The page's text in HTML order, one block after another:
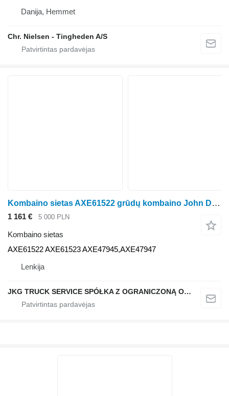
Danija, Hemmet
Chr. Nielsen - Tingheden A/S
Kombaino sietas AXE61522 grūdų kombaino John Deere T660
1 161 € 5 000 PLN
Kombaino sietas
AXE61522 AXE61523 AXE47945,AXE47947
Lenkija
JKG TRUCK SERVICE SPÓŁKA Z OGRANICZONĄ ODPOWIEDZIALNOŚCIĄ